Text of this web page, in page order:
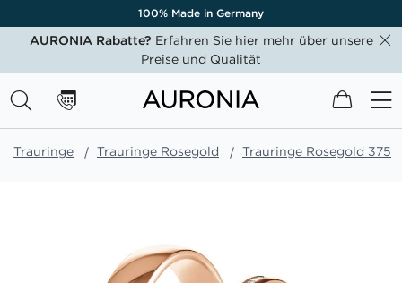
100% Made in Germany
AURONIA Rabatte? Erfahren Sie hier mehr über unsere
Preise und Qualität
Mein
Trauringe Trauringe Rosegold Trauringe Rosegold 375